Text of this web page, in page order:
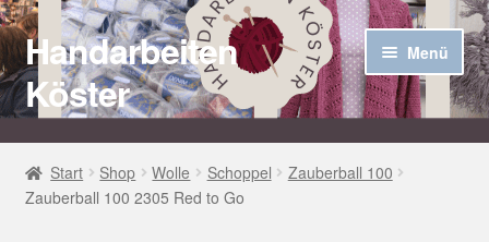
Zur
Navigation
springen
Zum
Inhalt
springen
Handarbeiten
Köster
Menü
Startseite
Über uns
Start Shop Wolle Schoppel
Zauberball 100
Zauberball 100 2305 Red to Go